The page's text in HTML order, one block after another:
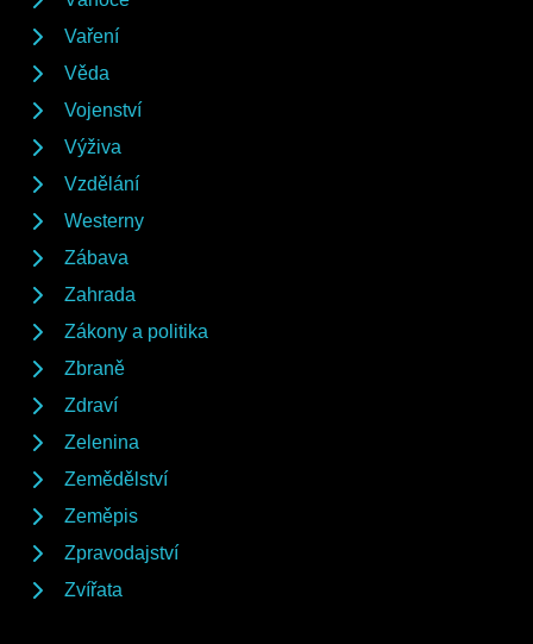
Vaření
Věda
Vojenství
Výživa
Vzdělání
Westerny
Zábava
Zahrada
Zákony a politika
Zbraně
Zdraví
Zelenina
Zemědělství
Zeměpis
Zpravodajství
Zvířata